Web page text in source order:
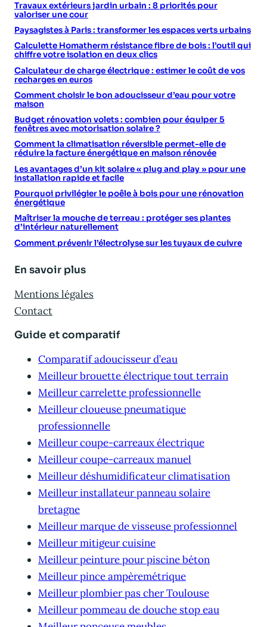
Travaux extérieurs jardin urbain : 8 priorités pour
valoriser une cour
Paysagistes à Paris : transformer les espaces verts urbains
Calculette Homatherm résistance fibre de bois : l’outil qui
chiffre votre isolation en deux clics
Calculateur de charge électrique : estimer le coût de vos
recharges en euros
Comment choisir le bon adoucisseur d’eau pour votre
maison
Budget rénovation volets : combien pour équiper 5
fenêtres avec motorisation solaire ?
Comment la climatisation réversible permet-elle de
réduire la facture énergétique en maison rénovée
Les avantages d’un kit solaire « plug and play » pour une
installation rapide et facile
Pourquoi privilégier le poêle à bois pour une rénovation
énergétique
Maîtriser la mouche de terreau : protéger ses plantes
d’intérieur naturellement
Comment prévenir l’électrolyse sur les tuyaux de cuivre
En savoir plus
Mentions légales
Contact
Guide et comparatif
Comparatif adoucisseur d’eau
Meilleur brouette électrique tout terrain
Meilleur carrelette professionnelle
Meilleur cloueuse pneumatique
professionnelle
Meilleur coupe-carreaux électrique
Meilleur coupe-carreaux manuel
Meilleur déshumidificateur climatisation
Meilleur installateur panneau solaire
bretagne
Meilleur marque de visseuse professionnel
Meilleur mitigeur cuisine
Meilleur peinture pour piscine béton
Meilleur pince ampèremétrique
Meilleur plombier pas cher Toulouse
Meilleur pommeau de douche stop eau